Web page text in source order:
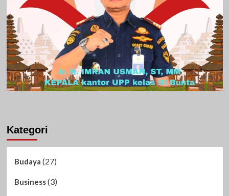
Kategori
Budaya (27)
Business(3)